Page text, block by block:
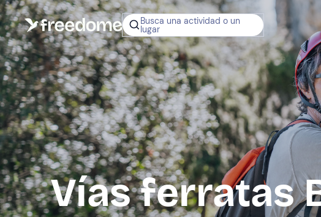
Busca una actividad o un
lugar
¿No sabes qué
regalar?
Tarjeta Regalo
Freedome
Un regalo digital que te
permite elegir
experiencias al aire libre
en toda España
Regala una tarjeta
Vías ferratas